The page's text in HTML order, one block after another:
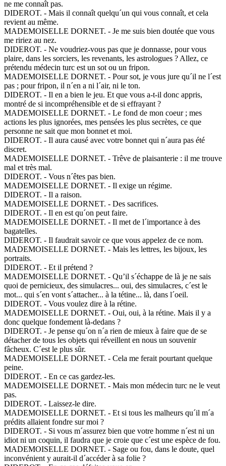
ne me connaît pas.
DIDEROT. - Mais il connaît quelqu´un qui vous connaît, et cela
revient au même.
MADEMOISELLE DORNET. - Je me suis bien doutée que vous
me ririez au nez.
DIDEROT. - Ne voudriez-vous pas que je donnasse, pour vous
plaire, dans les sorciers, les revenants, les astrologues ? Allez, ce
prétendu médecin turc est un sot ou un fripon.
MADEMOISELLE DORNET. - Pour sot, je vous jure qu´il ne l´est
pas ; pour fripon, il n´en a ni l´air, ni le ton.
DIDEROT. - Il en a bien le jeu. Et que vous a-t-il donc appris,
montré de si incompréhensible et de si effrayant ?
MADEMOISELLE DORNET. - Le fond de mon coeur ; mes
actions les plus ignorées, mes pensées les plus secrètes, ce que
personne ne sait que mon bonnet et moi.
DIDEROT. - Il aura causé avec votre bonnet qui n´aura pas été
discret.
MADEMOISELLE DORNET. - Trêve de plaisanterie : il me trouve
mal et très mal.
DIDEROT. - Vous n´êtes pas bien.
MADEMOISELLE DORNET. - Il exige un régime.
DIDEROT. - Il a raison.
MADEMOISELLE DORNET. - Des sacrifices.
DIDEROT. - Il en est qu´on peut faire.
MADEMOISELLE DORNET. - Il met de l´importance à des
bagatelles.
DIDEROT. - Il faudrait savoir ce que vous appelez de ce nom.
MADEMOISELLE DORNET. - Mais les lettres, les bijoux, les
portraits.
DIDEROT. - Et il prétend ?
MADEMOISELLE DORNET. - Qu’il s´échappe de là je ne sais
quoi de pernicieux, des simulacres... oui, des simulacres, c´est le
mot... qui s´en vont s´attacher... à la tétine... là, dans l´oeil.
DIDEROT. - Vous voulez dire à la rétine.
MADEMOISELLE DORNET. - Oui, oui, à la rétine. Mais il y a
donc quelque fondement là-dedans ?
DIDEROT. - Je pense qu´on n´a rien de mieux à faire que de se
détacher de tous les objets qui réveillent en nous un souvenir
fâcheux. C´est le plus sûr.
MADEMOISELLE DORNET. - Cela me ferait pourtant quelque
peine.
DIDEROT. - En ce cas gardez-les.
MADEMOISELLE DORNET. - Mais mon médecin turc ne le veut
pas.
DIDEROT. - Laissez-le dire.
MADEMOISELLE DORNET. - Et si tous les malheurs qu´il m´a
prédits allaient fondre sur moi ?
DIDEROT. - Si vous m´assurez bien que votre homme n´est ni un
idiot ni un coquin, il faudra que je croie que c´est une espèce de fou.
MADEMOISELLE DORNET. - Sage ou fou, dans le doute, quel
inconvénient y aurait-il d´accéder à sa folie ?